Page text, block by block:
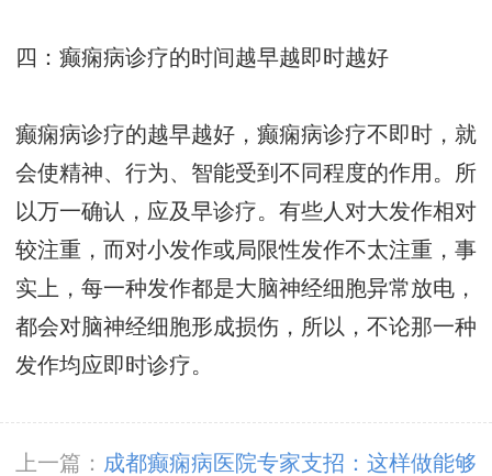
四：癫痫病诊疗的时间越早越即时越好
癫痫病诊疗的越早越好，癫痫病诊疗不即时，就
会使精神、行为、智能受到不同程度的作用。所
以万一确认，应及早诊疗。有些人对大发作相对
较注重，而对小发作或局限性发作不太注重，事
实上，每一种发作都是大脑神经细胞异常放电，
都会对脑神经细胞形成损伤，所以，不论那一种
发作均应即时诊疗。
上一篇： 成都癫痫病医院专家支招：这样做能够